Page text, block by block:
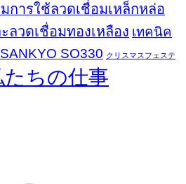
การใช้ลวดเชื่อมเหล็กหล่อ
วดเชื่อมทองเหลือง เทคนิค
SO330 クリスマスフェステ
たちの仕事